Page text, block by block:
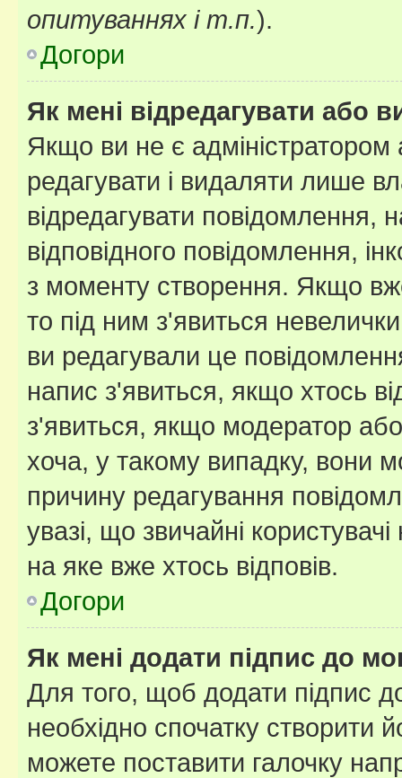
опитуваннях і т.п.).
Догори
Як мені відредагувати або
Якщо ви не є
редагувати і видаляти лише
відредагувати повідомлення,
відповідного повідомлення,
з моменту створення. Якщо
то під ним з'явиться
ви редагували це
напис з'явиться, якщо хтось
з'явиться, якщо модератор
хоча, у такому випадку, вони
причину редагування
увазі, що звичайні
на яке вже хтось відповів.
Догори
Як мені додати підпис до
Для того, щоб додати підпис
необхідно спочатку створити
можете поставити галочку